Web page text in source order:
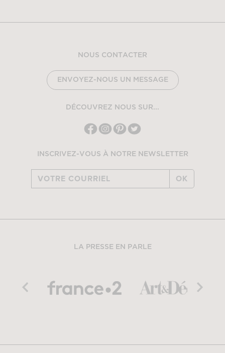
NOUS CONTACTER
ENVOYEZ-NOUS UN MESSAGE
DÉCOUVREZ NOUS SUR...
INSCRIVEZ-VOUS À NOTRE NEWSLETTER
OK
LA PRESSE EN PARLE